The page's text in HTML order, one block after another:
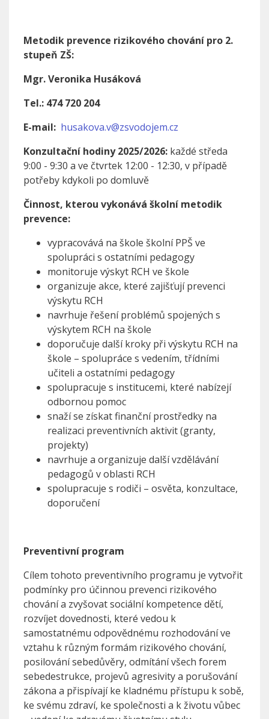
Metodik prevence rizikového chování pro 2.
stupeň ZŠ:
Mgr. Veronika Husáková
Tel.: 474 720 204
E-mail: husakova.v@zsvodojem.cz
Konzultační hodiny 2025/2026: každé středa
9:00 - 9:30 a ve čtvrtek 12:00 - 12:30, v případě
potřeby kdykoli po domluvě
Činnost, kterou vykonává školní metodik
prevence:
vypracovává na škole školní PPŠ ve
spolupráci s ostatními pedagogy
monitoruje výskyt RCH ve škole
organizuje akce, které zajišťují prevenci
výskytu RCH
navrhuje řešení problémů spojených s
výskytem RCH na škole
doporučuje další kroky při výskytu RCH na
škole – spolupráce s vedením, třídními
učiteli a ostatními pedagogy
spolupracuje s institucemi, které nabízejí
odbornou pomoc
snaží se získat finanční prostředky na
realizaci preventivních aktivit (granty,
projekty)
navrhuje a organizuje další vzdělávání
pedagogů v oblasti RCH
spolupracuje s rodiči – osvěta, konzultace,
doporučení
Preventivní program
Cílem tohoto preventivního programu je vytvořit
podmínky pro účinnou prevenci rizikového
chování a zvyšovat sociální kompetence dětí,
rozvíjet dovednosti, které vedou k
samostatnému odpovědnému rozhodování ve
vztahu k různým formám rizikového chování,
posilování sebedůvěry, odmítání všech forem
sebedestrukce, projevů agresivity a porušování
zákona a přispívají ke kladnému přístupu k sobě,
ke svému zdraví, ke společnosti a k životu vůbec